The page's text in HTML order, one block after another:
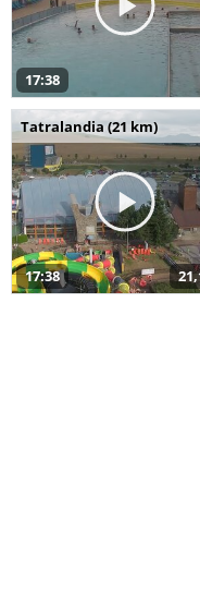
17:38
Tatralandia (21 km)
17:38